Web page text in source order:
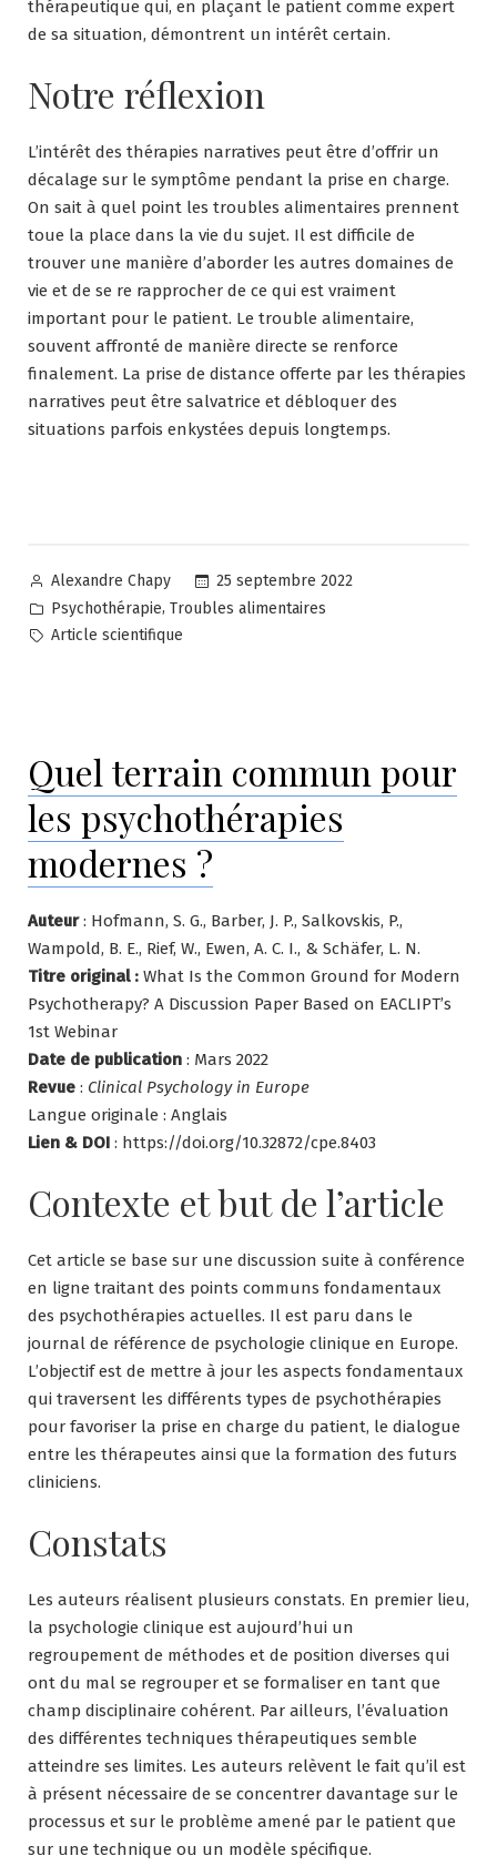
thérapeutique qui, en plaçant le patient comme expert
de sa situation, démontrent un intérêt certain.
Notre réflexion
L’intérêt des thérapies narratives peut être d’offrir un
décalage sur le symptôme pendant la prise en charge.
On sait à quel point les troubles alimentaires prennent
toue la place dans la vie du sujet. Il est difficile de
trouver une manière d’aborder les autres domaines de
vie et de se re rapprocher de ce qui est vraiment
important pour le patient. Le trouble alimentaire,
souvent affronté de manière directe se renforce
finalement. La prise de distance offerte par les thérapies
narratives peut être salvatrice et débloquer des
situations parfois enkystées depuis longtemps.
Posted
by
Alexandre Chapy
25 septembre 2022
Posted
in
Psychothérapie, Troubles alimentaires
Tags:
Article scientifique
Quel terrain commun pour
les psychothérapies
modernes ?
Auteur: Hofmann, S. G., Barber, J. P., Salkovskis, P.,
Wampold, B. E., Rief, W., Ewen, A. C. I., & Schäfer, L. N.
Titre original : What Is the Common Ground for Modern
Psychotherapy? A Discussion Paper Based on EACLIPT’s
1st Webinar
Date de publication : Mars 2022
Revue : Clinical Psychology in Europe
Langue originale : Anglais
Lien & DOI : https://doi.org/10.32872/cpe.8403
Contexte et but de l’article
Cet article se base sur une discussion suite à conférence
en ligne traitant des points communs fondamentaux
des psychothérapies actuelles. Il est paru dans le
journal de référence de psychologie clinique en Europe.
L’objectif est de mettre à jour les aspects fondamentaux
qui traversent les différents types de psychothérapies
pour favoriser la prise en charge du patient, le dialogue
entre les thérapeutes ainsi que la formation des futurs
cliniciens.
Constats
Les auteurs réalisent plusieurs constats. En premier lieu,
la psychologie clinique est aujourd’hui un
regroupement de méthodes et de position diverses qui
ont du mal se regrouper et se formaliser en tant que
champ disciplinaire cohérent. Par ailleurs, l’évaluation
des différentes techniques thérapeutiques semble
atteindre ses limites. Les auteurs relèvent le fait qu’il est
à présent nécessaire de se concentrer davantage sur le
processus et sur le problème amené par le patient que
sur une technique ou un modèle spécifique.